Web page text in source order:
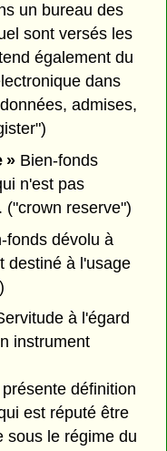
un bureau des
sont versés les
également du
dans
admises,
»Bien-fonds
n'est pas
("crown reserve")
dévolu à
destiné à l'usage
à l'égard
instrument
définition
est réputé être
sous le régime du